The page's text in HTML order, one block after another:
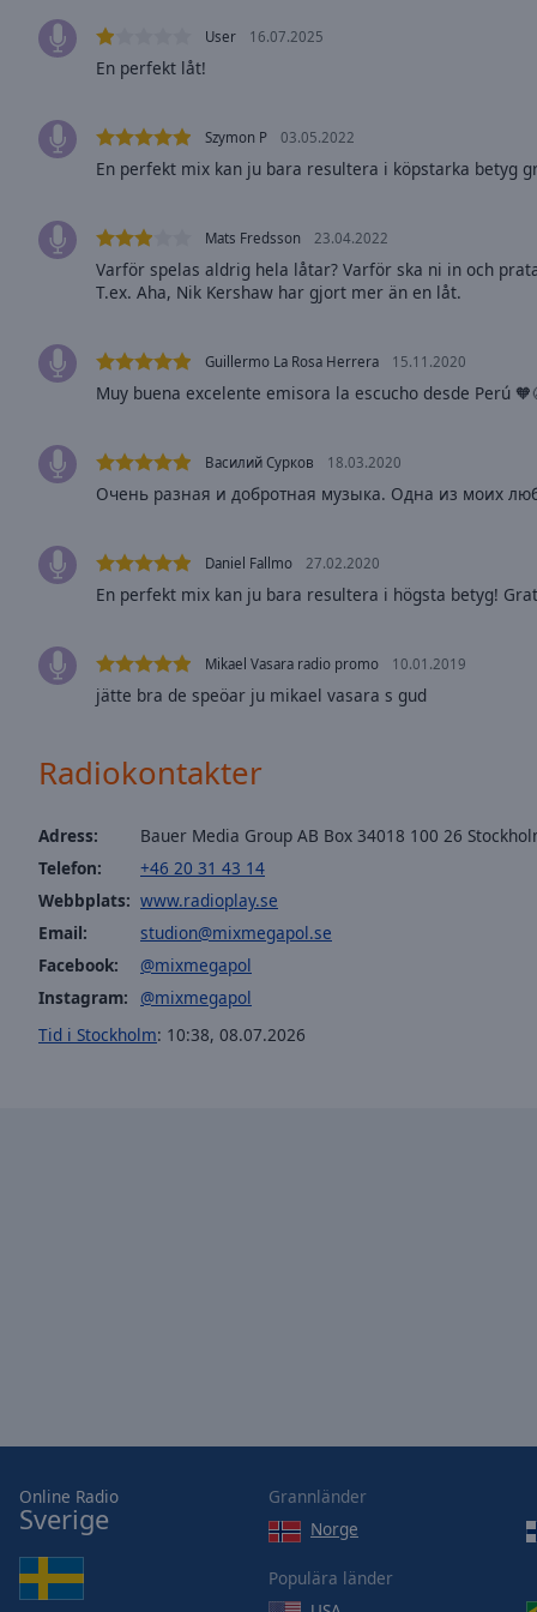
Opacity
Style
Family
Close
Modal
dialog
User 16.07.2025
En perfekt låt!
Szymon P 03.05.2022
En perfekt mix kan ju bara resultera i köpstarka betyg
Mats Fredsson 23.04.2022
Varför spelas aldrig hela låtar? Varför ska ni in och
T.ex. Aha, Nik Kershaw har gjort mer än en låt.
Guillermo La Rosa Herrera 15.11.2020
Muy buena excelente emisora la escucho desde Perú
Василий Сурков 18.03.2020
Очень разная и добротная музыка. Одна из моих
Daniel Fallmo 27.02.2020
En perfekt mix kan ju bara resultera i högsta betyg!
Mikael Vasara radio promo 10.01.2019
jätte bra de speöar ju mikael vasara s gud
Radiokontakter
Adress:
Bauer Media Group AB Box 34018 100 26
Telefon:
+46 20 31 43 14
Webbplats: www.radioplay.se
Email:
studion@mixmegapol.se
Facebook:
@mixmegapol
Instagram:
@mixmegapol
Tid i Stockholm: 10:38, 08.07.2026
Online Radio
Sverige
Grannländer
Norge
Populära länder